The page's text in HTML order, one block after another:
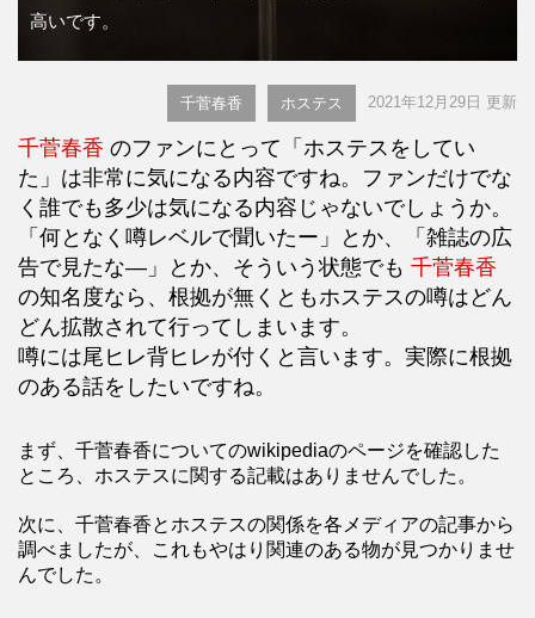
高いです。
千菅春香 ホステス 2021年12月29日 更新
千菅春香 のファンにとって「ホステスをしてい
た」は非常に気になる内容ですね。ファンだけでな
く誰でも多少は気になる内容じゃないでしょうか。
「何となく噂レベルで聞いたー」とか、「雑誌の広
告で見たな―」とか、そういう状態でも 千菅春香
の知名度なら、根拠が無くともホステスの噂はどん
どん拡散されて行ってしまいます。
噂には尾ヒレ背ヒレが付くと言います。実際に根拠
のある話をしたいですね。
まず、千菅春香についてのwikipediaのページを確認した
ところ、ホステスに関する記載はありませんでした。
次に、千菅春香とホステスの関係を各メディアの記事から
調べましたが、これもやはり関連のある物が見つかりませ
んでした。